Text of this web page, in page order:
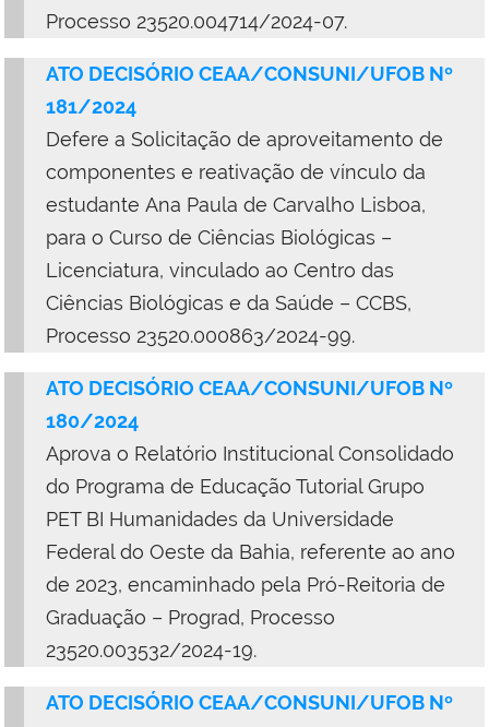
Processo 23520.004714/2024-07.
ATO DECISÓRIO CEAA/CONSUNI/UFOB Nº
181/2024
Defere a Solicitação de aproveitamento de
componentes e reativação de vínculo da
estudante Ana Paula de Carvalho Lisboa,
para o Curso de Ciências Biológicas –
Licenciatura, vinculado ao Centro das
Ciências Biológicas e da Saúde – CCBS,
Processo 23520.000863/2024-99.
ATO DECISÓRIO CEAA/CONSUNI/UFOB Nº
180/2024
Aprova o Relatório Institucional Consolidado
do Programa de Educação Tutorial Grupo
PET BI Humanidades da Universidade
Federal do Oeste da Bahia, referente ao ano
de 2023, encaminhado pela Pró-Reitoria de
Graduação – Prograd, Processo
23520.003532/2024-19.
ATO DECISÓRIO CEAA/CONSUNI/UFOB Nº